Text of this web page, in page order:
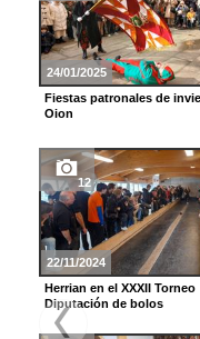
24/01/2025
Fiestas patronales de
Oion
12
22/11/2024
Herrian en el XXXII Torneo
Diputación de bolos